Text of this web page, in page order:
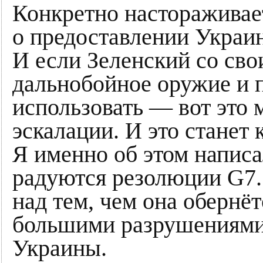
Конкретно
о предоставлении
И если Зеленский со
дальнобойное оружие и
использовать — вот это
эскалации. И это
Я именно об этом
радуются резолюции
над тем, чем она
большими
Украины.